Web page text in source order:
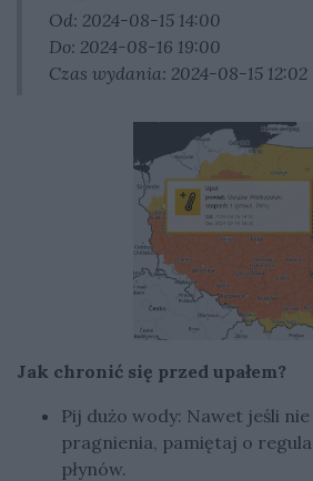
Od: 2024-08-15 14:00
Do: 2024-08-16 19:00
Czas wydania: 2024-08-15 12:02
Jak chronić się przed upałem?
Pij dużo wody: Nawet jeśli
pragnienia, pamiętaj o
płynów.